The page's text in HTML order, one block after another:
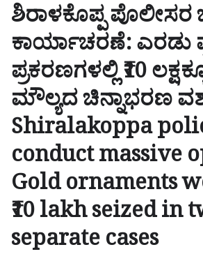
ಶಿರಾಳಕೊಪ್ಪ
ಕಾರ್ಯಾಚರಣೆ: ಎರಡು
ಪ್ರಕರಣಗಳಲ್ಲಿ ₹10
ಮೌಲ್ಯದ ಚಿನ್ನಾಭರಣ
Shiralakoppa
conduct massive
Gold ornaments
₹10 lakh seized in
separate cases